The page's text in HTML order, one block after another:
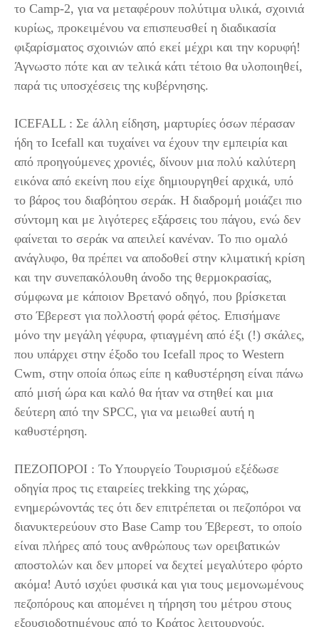
το Camp-2, για να μεταφέρουν πολύτιμα υλικά, σχοινιά
κυρίως, προκειμένου να επισπευσθεί η διαδικασία
φιξαρίσματος σχοινιών από εκεί μέχρι και την κορυφή!
Άγνωστο πότε και αν τελικά κάτι τέτοιο θα υλοποιηθεί,
παρά τις υποσχέσεις της κυβέρνησης.
ICEFALL : Σε άλλη είδηση, μαρτυρίες όσων πέρασαν
ήδη το Icefall και τυχαίνει να έχουν την εμπειρία και
από προηγούμενες χρονιές, δίνουν μια πολύ καλύτερη
εικόνα από εκείνη που είχε δημιουργηθεί αρχικά, υπό
το βάρος του διαβόητου σεράκ. Η διαδρομή μοιάζει πιο
σύντομη και με λιγότερες εξάρσεις του πάγου, ενώ δεν
φαίνεται το σεράκ να απειλεί κανέναν. Το πιο ομαλό
ανάγλυφο, θα πρέπει να αποδοθεί στην κλιματική κρίση
και την συνεπακόλουθη άνοδο της θερμοκρασίας,
σύμφωνα με κάποιον Βρετανό οδηγό, που βρίσκεται
στο Έβερεστ για πολλοστή φορά φέτος. Επισήμανε
μόνο την μεγάλη γέφυρα, φτιαγμένη από έξι (!) σκάλες,
που υπάρχει στην έξοδο του Icefall προς το Western
Cwm, στην οποία όπως είπε η καθυστέρηση είναι πάνω
από μισή ώρα και καλό θα ήταν να στηθεί και μια
δεύτερη από την SPCC, για να μειωθεί αυτή η
καθυστέρηση.
ΠΕΖΟΠΟΡΟΙ : Το Υπουργείο Τουρισμού εξέδωσε
οδηγία προς τις εταιρείες trekking της χώρας,
ενημερώνοντάς τες ότι δεν επιτρέπεται οι πεζοπόροι να
διανυκτερεύουν στο Base Camp του Έβερεστ, το οποίο
είναι πλήρες από τους ανθρώπους των ορειβατικών
αποστολών και δεν μπορεί να δεχτεί μεγαλύτερο φόρτο
ακόμα! Αυτό ισχύει φυσικά και για τους μεμονωμένους
πεζοπόρους και απομένει η τήρηση του μέτρου στους
εξουσιοδοτημένους από το Κράτος λειτουργούς.